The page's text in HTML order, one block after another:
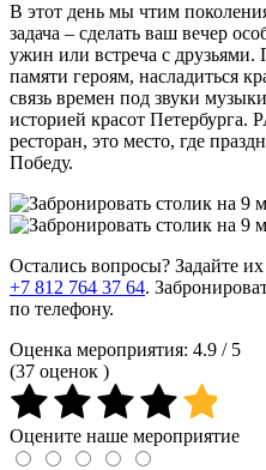
В этот день мы чтим
задача – сделать ваш вечер
ужин или встреча с друзьями.
памяти героям, насладиться
связь времен под звуки
историей красот
ресторан, это место, где
Победу.
Остались вопросы? Задайте
+7 812 764 37 64.
по телефону.
Оценка мероприятия: 4.9 / 5
(37 оценок )
Оцените наше мероприятие